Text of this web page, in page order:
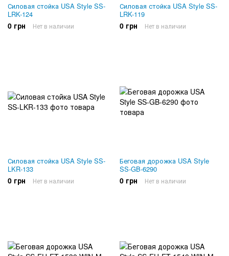
Силовая стойка USA Style SS-
LRK-124
0 грн Нет в наличии
Силовая стойка USA Style SS-
LRK-119
0 грн Нет в наличии
Силовая стойка USA Style SS-
LKR-133
0 грн Нет в наличии
Беговая дорожка USA Style
SS-GB-6290
0 грн Нет в наличии